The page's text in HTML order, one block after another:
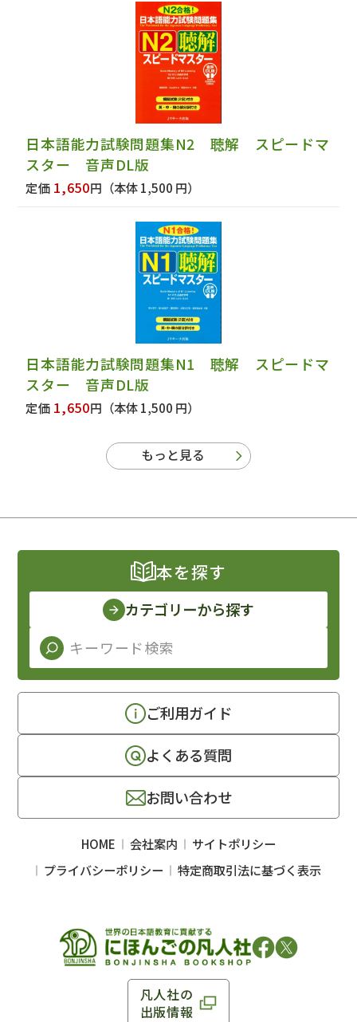
日本語能力試験問題集N2 聴解 スピードマ
スター 音声DL版
定価 1,650円 （本体 1,500 円）
日本語能力試験問題集N1 聴解 スピードマ
スター 音声DL版
定価 1,650円 （本体 1,500 円）
もっと見る
凡人社の
出版情報
本を探す
カテゴリーから探す
ご利用ガイド
よくある質問
お問い合わせ
HOME 会社案内
サイトポリシー
プライバシーポリシー
特定商取引法に基づく表示